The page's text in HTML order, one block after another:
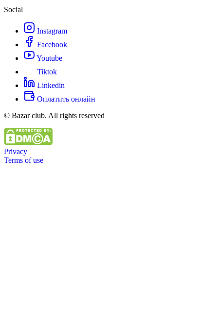
Social
Instagram
Facebook
Youtube
Tiktok
Linkedin
Оплатить онлайн
© Bazar club. All rights reserved
Privacy
Terms of use